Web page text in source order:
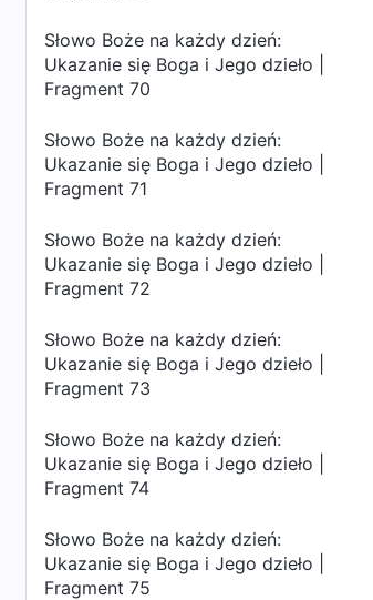
Słowo Boże na każdy dzień:
Ukazanie się Boga i Jego dzieło |
Fragment 70
Słowo Boże na każdy dzień:
Ukazanie się Boga i Jego dzieło |
Fragment 71
Słowo Boże na każdy dzień:
Ukazanie się Boga i Jego dzieło |
Fragment 72
Słowo Boże na każdy dzień:
Ukazanie się Boga i Jego dzieło |
Fragment 73
Słowo Boże na każdy dzień:
Ukazanie się Boga i Jego dzieło |
Fragment 74
Słowo Boże na każdy dzień:
Ukazanie się Boga i Jego dzieło |
Fragment 75